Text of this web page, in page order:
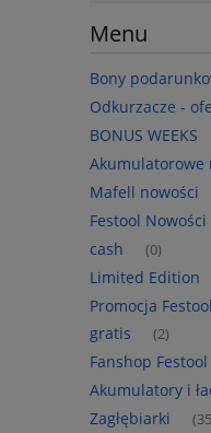
Menu
Bony
Odkurzacze -
BONUS WEEKS
Akumulatorowe
Mafell nowości
Festool Nowości
cash (0)
Limited Edition
Promocja
gratis
(2)
Fanshop Festool
Akumulatory i
Zagłębiarki